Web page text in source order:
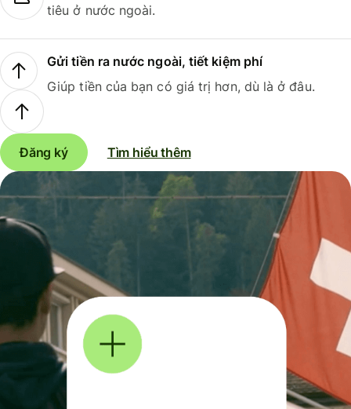
tiêu ở nước ngoài.
Gửi tiền ra nước ngoài, tiết kiệm phí
Giúp tiền của bạn có giá trị hơn, dù là ở đâu.
Đăng ký Tìm hiểu thêm